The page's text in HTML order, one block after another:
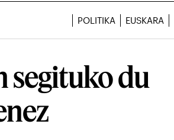
POLITIKA EUSKARA
segituko du